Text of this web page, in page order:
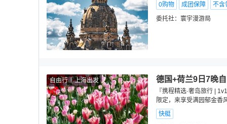
0购物 成团保障
不含
委托社： 寰宇漫游局
自由行 上海出发 德国+荷兰9日7晚
『携程精选·奢岛旅行 |
限定，来享受满园郁金香
快艇